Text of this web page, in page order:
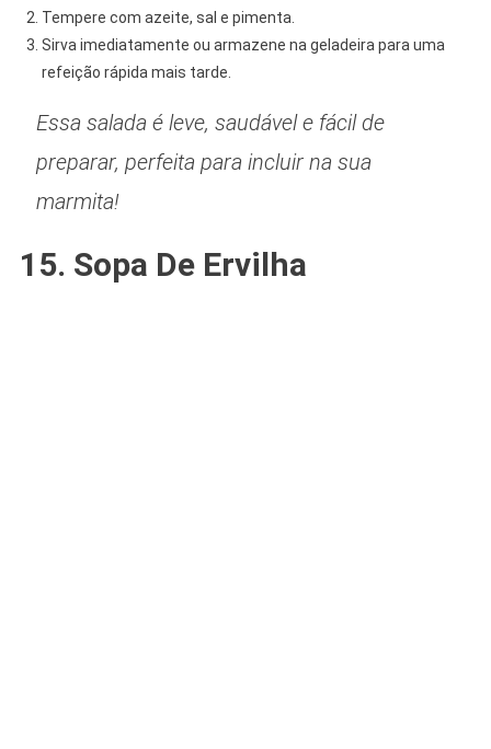
Tempere com azeite, sal e pimenta.
Sirva imediatamente ou armazene na geladeira para uma
refeição rápida mais tarde.
Essa salada é leve, saudável e fácil de
preparar, perfeita para incluir na sua
marmita!
15. Sopa De Ervilha